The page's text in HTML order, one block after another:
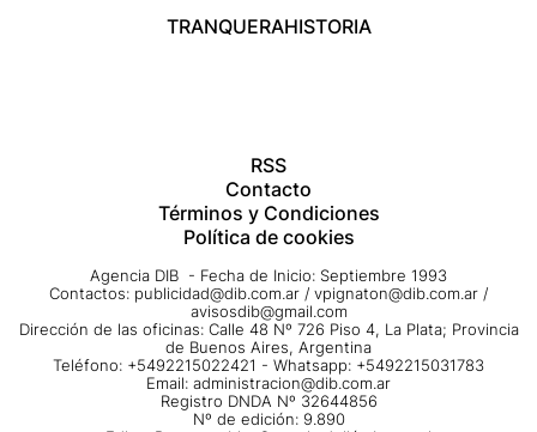
TRANQUERAHISTORIA
RSS
Contacto
Términos y Condiciones
Política de cookies
Agencia DIB - Fecha de Inicio: Septiembre 1993
Contactos: publicidad@dib.com.ar / vpignaton@dib.com.ar /
avisosdib@gmail.com
Dirección de las oficinas: Calle 48 Nº 726 Piso 4, La Plata; Provincia
de Buenos Aires, Argentina
Teléfono: +5492215022421 - Whatsapp: +5492215031783
Email: administracion@dib.com.ar
Registro DNDA Nº 32644856
Nº de edición: 9.890